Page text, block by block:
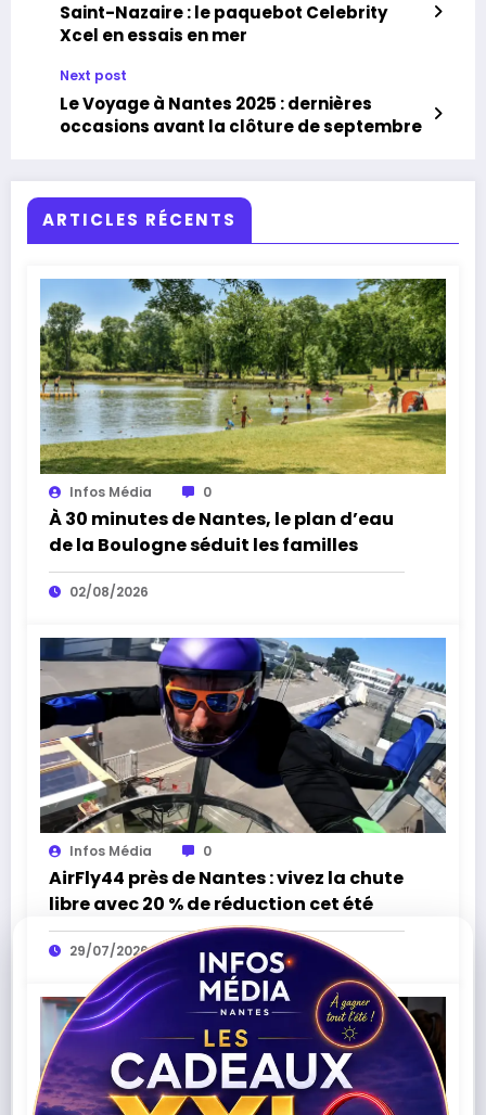
Saint-Nazaire : le paquebot Celebrity
Xcel en essais en mer
Next post
Le Voyage à Nantes 2025 : dernières
occasions avant la clôture de septembre
ARTICLES RÉCENTS
Infos Média 0
À 30 minutes de Nantes, le plan d’eau
de la Boulogne séduit les familles
02/08/2026
Infos Média 0
AirFly44 près de Nantes : vivez la chute
libre avec 20 % de réduction cet été
29/07/2026